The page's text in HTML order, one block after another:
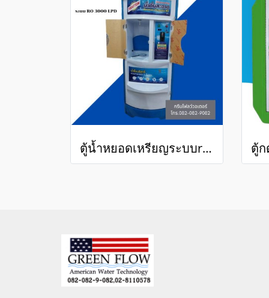
ตู้น้ำหยอดเหรียญระบบro3000GPD